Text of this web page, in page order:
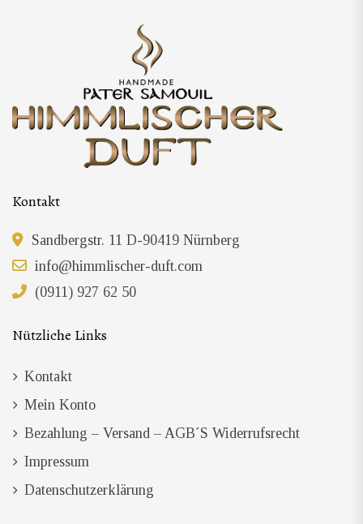
Kontakt
Sandbergstr. 11 D-90419 Nürnberg
info@himmlischer-duft.com
(0911) 927 62 50
Nützliche Links
Kontakt
Mein Konto
Bezahlung – Versand – AGB´s Widerrufsrecht
Impressum
Datenschutzerklärung